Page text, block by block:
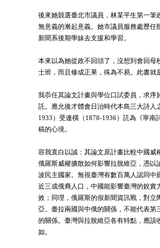
後來她競選臺北市議員，林某平生第一筆
無意義的漸起意義。她市議員服務處歷任
新聞系後期學妹去支援和學習。
本來以為她從政不回頭了，沒想到會回母
士班，而且修成正果，殊為不易。此書就
我忝任其論文計畫與學位口試委員，求序
託。應允後才體會日治時代本島三大詩人
1933）受連橫（1878-1936）託為《寧南
稿的心境。
容我直白以誠：其論文原計畫比較中國威
俄羅斯威權擴散如何影響拉脫維亞，憑以
波民主國家。無視臺灣有數百萬人認同中
近三成俄裔人口，中國能影響臺灣的銳實
效；同理，俄羅斯的假新聞資訊戰，對立
亞。臺拉兩國與中俄的關係，不能代表第
的關係。臺灣與拉脫維亞各有特點，應該
如。